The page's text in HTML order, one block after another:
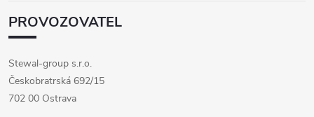
PROVOZOVATEL
Stewal-group s.r.o.
Českobratrská 692/15
702 00 Ostrava